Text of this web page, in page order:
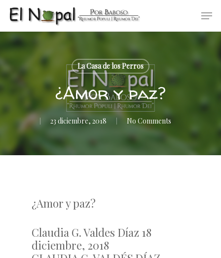
Skip
main
content
La Casa de los Perros
¿Amor y paz?
23 diciembre, 2018 No Comments
¿Amor y paz?
Claudia G. Valdes Díaz 18
diciembre, 2018